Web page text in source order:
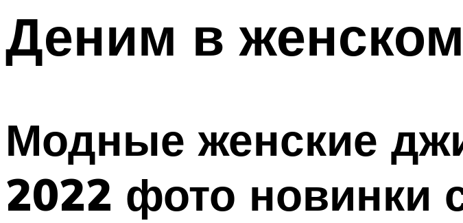
Деним в
Модные женские
2022 фото новинки